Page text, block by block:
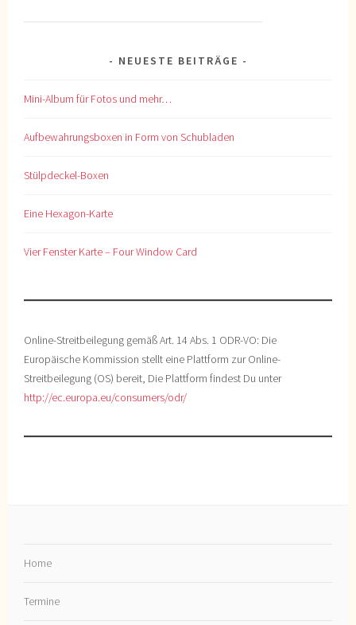
NEUESTE BEITRÄGE
Mini-Album für Fotos und mehr…
Aufbewahrungsboxen in Form von Schubladen
Stülpdeckel-Boxen
Eine Hexagon-Karte
Vier Fenster Karte – Four Window Card
Online-Streitbeilegung gemäß Art. 14 Abs. 1 ODR-VO: Die
Europäische Kommission stellt eine Plattform zur Online-
Streitbeilegung (OS) bereit, Die Plattform findest Du unter
http://ec.europa.eu/consumers/odr/
Home
Termine